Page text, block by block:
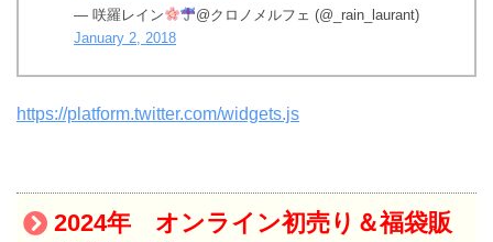
— 咲羅レイン
@クロノメルフェ (@_rain_laurant)
January 2, 2018
https://platform.twitter.com/widgets.js
2024年 オンライン初売り＆福袋販